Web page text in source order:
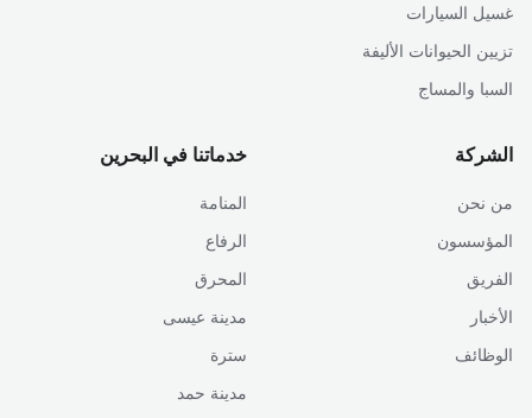
غسيل السيارات
تزيين الحيوانات الأليفة
السبا والمساج
الشركة
من نحن
المؤسسون
الفريق
الأخبار
الوظائف
خدماتنا في البحرين
المنامة
الرفاع
المحرق
مدينة عيسى
سترة
مدينة حمد